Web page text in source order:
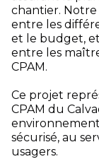
chantier.
entre les
et le budget,
entre les
CPAM.
Ce projet
CPAM du
sécurisé, au
usagers.